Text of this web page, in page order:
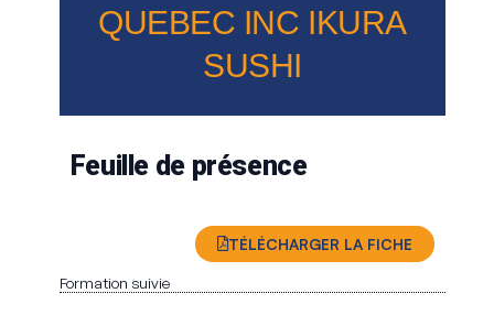
QUEBEC INC IKURA
SUSHI
Feuille de présence
TÉLÉCHARGER LA FICHE
Formation suivie